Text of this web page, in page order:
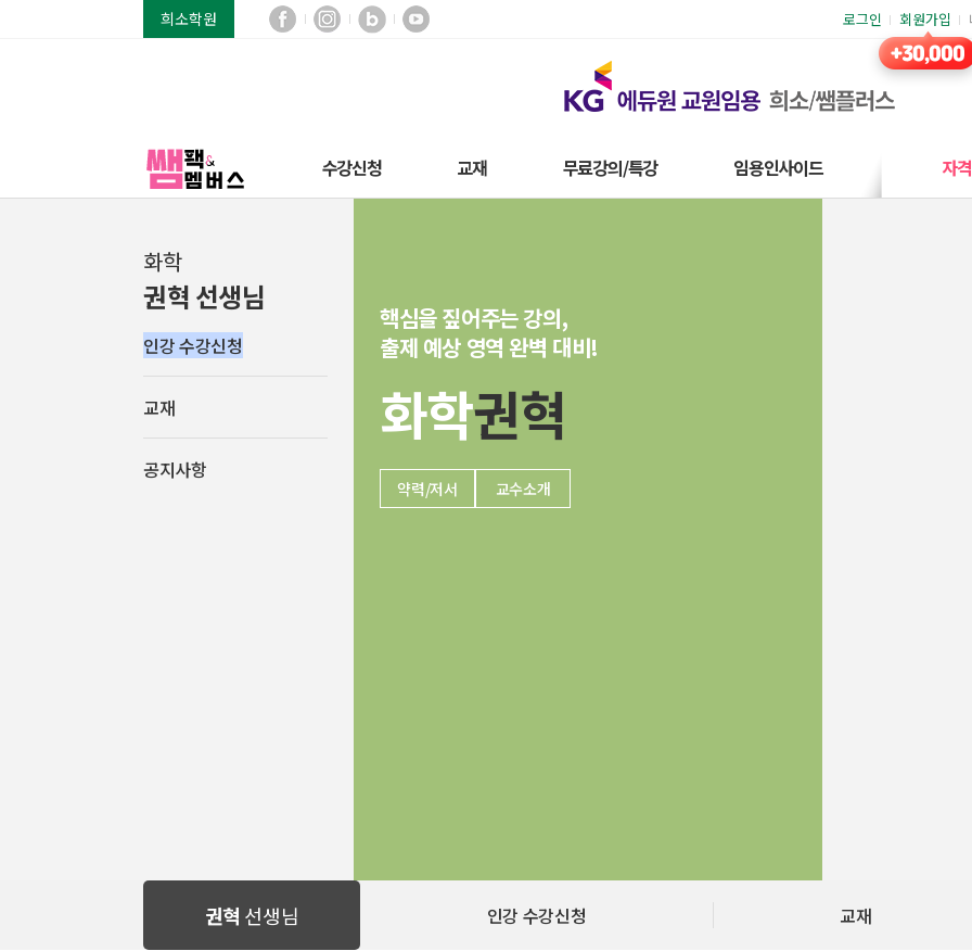
희소학원 로그인 회원가입
수강신청 교재 무료강의/특강 임용인사이드 자
화학
권혁 선생님
인강 수강신청
교재
공지사항
핵심을 짚어주는 강의,
출제 예상 영역 완벽 대비!
화학권혁
약력/저서 교수소개
권혁 선생님 인강 수강신청 교재